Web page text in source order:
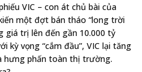
VIC – con át chủ bài của
một đợt bán tháo “long trời
giá trị lên đến gần 10.000 tỷ
kỳ vọng “cắm đầu”, VIC lại tăng
hưng phấn toàn thị trường.